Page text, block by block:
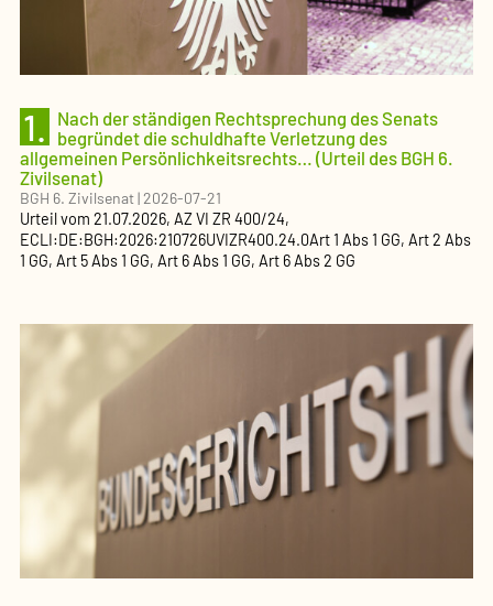
1.
Nach der ständigen Rechtsprechung des Senats
begründet die schuldhafte Verletzung des
allgemeinen Persönlichkeitsrechts… (Urteil des BGH 6.
Zivilsenat)
BGH 6. Zivilsenat|2026-07-21
Urteilvom 21.07.2026, AZVI ZR 400/24,
ECLI:DE:BGH:2026:210726UVIZR400.24.0Art 1 Abs 1 GG, Art 2 Abs
1 GG, Art 5 Abs 1 GG, Art 6 Abs 1 GG, Art 6 Abs 2 GG